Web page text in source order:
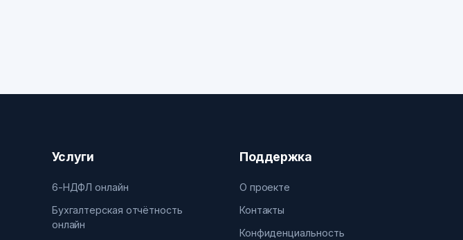
Услуги
6-НДФЛ онлайн
Бухгалтерская отчётность
онлайн
Поддержка
О проекте
Контакты
Конфиденциальность